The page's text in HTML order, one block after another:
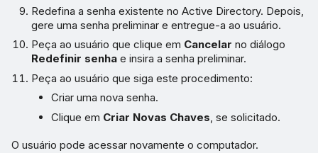
Redefina a senha existente no Active Directory. Depois,
gere uma senha preliminar e entregue-a ao usuário.
Peça ao usuário que clique em Cancelar no diálogo
Redefinir senha e insira a senha preliminar.
Peça ao usuário que siga este procedimento:
Criar uma nova senha.
Clique em Criar Novas Chaves, se solicitado.
O usuário pode acessar novamente o computador.